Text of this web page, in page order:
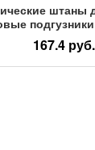
штаны
Мужские
для тети
167.4 руб.